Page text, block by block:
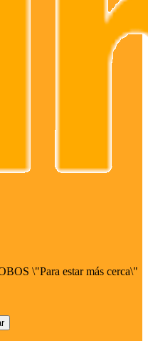
\"Para estar más cerca\"